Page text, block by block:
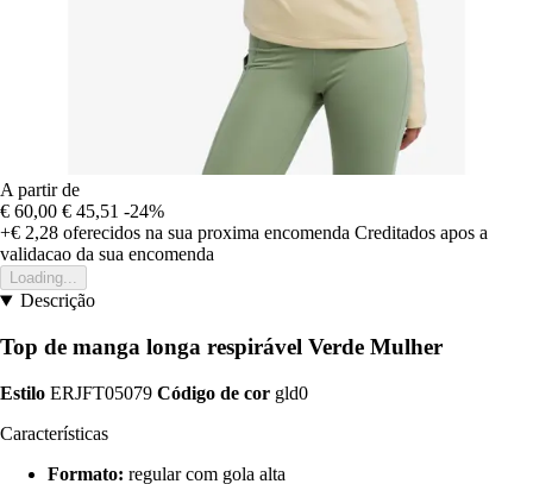
A partir de
€ 60,00 € 45,51 -24%
+€ 2,28 oferecidos na sua proxima encomenda Creditados apos a
validacao da sua encomenda
Loading...
Descrição
Top de manga longa respirável Verde Mulher
Estilo ERJFT05079 Código de cor gld0
Características
Formato: regular com gola alta